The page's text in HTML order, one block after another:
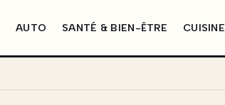
AUTO SANTÉ & BIEN-ÊTRE CUISINE